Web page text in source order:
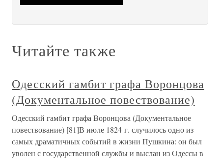
Читайте также
Одесский гамбит графа Воронцова
(Документальное повествование)
Одесский гамбит графа Воронцова (Документальное
повествование) [81]В июле 1824 г. случилось одно из
самых драматичных событий в жизни Пушкина: он был
уволен с государственной службы и выслан из Одессы в